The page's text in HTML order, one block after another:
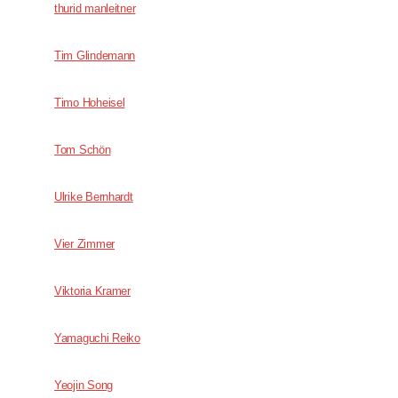
thurid manleitner
Tim Glindemann
Timo Hoheisel
Tom Schön
Ulrike Bernhardt
Vier Zimmer
Viktoria Kramer
Yamaguchi Reiko
Yeojin Song